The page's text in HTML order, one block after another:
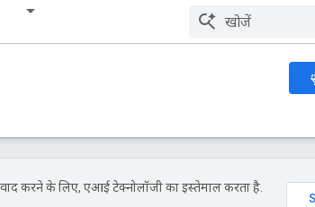
करने के लिए, एआई टेक्नोलॉजी का इस्तेमाल करता है.